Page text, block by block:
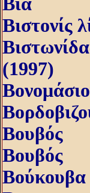
Βιστονίς
(1997)
Βουβός
Βουβός
Βούκουβα